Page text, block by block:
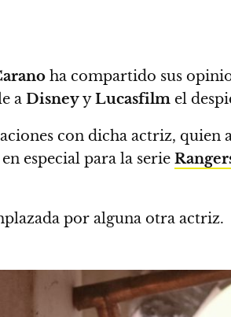
ha compartido sus
a DisneyyLucasfilm el
con dicha actriz, quien
en especial para la serie
por alguna otra actriz.